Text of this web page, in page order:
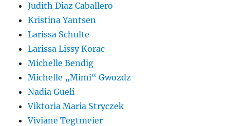
Judith Diaz Caballero
Kristina Yantsen
Larissa Schulte
Larissa Lissy Korac
Michelle Bendig
Michelle „Mimi“ Gwozdz
Nadia Gueli
Viktoria Maria Stryczek
Viviane Tegtmeier